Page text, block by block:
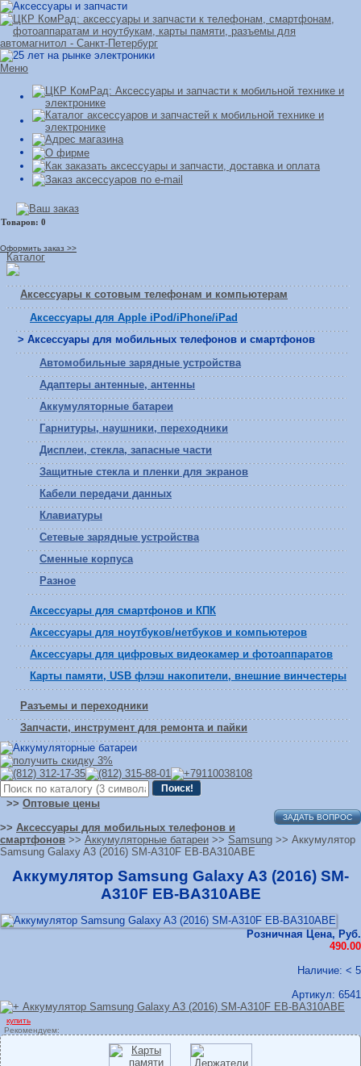
Меню
Оформить заказ >>
Каталог
Аксессуары к сотовым телефонам и компьютерам
Аксессуары для Apple iPod/iPhone/iPad
> Аксессуары для мобильных телефонов и смартфонов
Автомобильные зарядные устройства
Адаптеры антенные, антенны
Аккумуляторные батареи
Гарнитуры, наушники, переходники
Дисплеи, стекла, запасные части
Защитные стекла и пленки для экранов
Кабели передачи данных
Клавиатуры
Сетевые зарядные устройства
Сменные корпуса
Разное
Аксессуары для смартфонов и КПК
Аксессуары для ноутбуков/нетбуков и компьютеров
Аксессуары для цифровых видеокамер и фотоаппаратов
Карты памяти, USB флэш накопители, внешние винчестеры
Разъемы и переходники
Запчасти, инструмент для ремонта и пайки
>> Оптовые цены
ЗАДАТЬ ВОПРОС
>> Аксессуары для мобильных телефонов и
смартфонов >> Аккумуляторные батареи >> Samsung >> Аккумулятор
Samsung Galaxy A3 (2016) SM-A310F EB-BA310ABE
Аккумулятор Samsung Galaxy A3 (2016) SM-
A310F EB-BA310ABE
Розничная Цена, Руб.
490.00
Наличие: < 5
Артикул: 6541
купить
Рекомендуем: